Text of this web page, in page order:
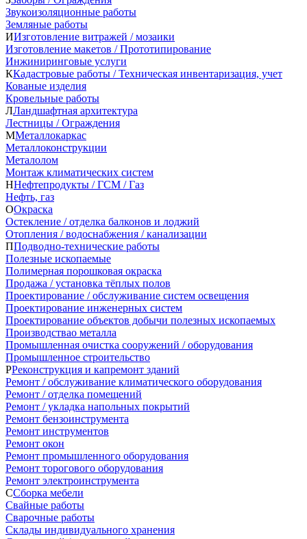
Звукоизоляционные работы
Земляные работы
ИИзготовление витражей / мозаики
Изготовление макетов / Прототипирование
Инжиниринговые услуги
ККадастровые работы / Техническая инвентаризация, учет
Кованые изделия
Кровельные работы
ЛЛандшафтная архитектура
Лестницы / Ограждения
ММеталлокаркас
Металлоконструкции
Металолом
Монтаж климатических систем
ННефтепродукты / ГСМ / Газ
Нефть, газ
ООкраска
Остекление / отделка балконов и лоджий
Отопления / водоснабжения / канализации
ППодводно-технические работы
Полезные ископаемые
Полимерная порошковая окраска
Продажа / установка тёплых полов
Проектирование / обслуживание систем освещения
Проектирование инженерных систем
Проектирование объектов добычи полезных ископаемых
Производствао металла
Промышленная очистка сооружений / оборудования
Промышленное строительство
РРеконструкция и капремонт зданий
Ремонт / обслуживание климатического оборудования
Ремонт / отделка помещений
Ремонт / укладка напольных покрытий
Ремонт бензоинструмента
Ремонт инструментов
Ремонт окон
Ремонт промышленного оборудования
Ремонт торогового оборудования
Ремонт электроинструмента
ССборка мебели
Свайные работы
Сварочные работы
Склады индивидуального хранения